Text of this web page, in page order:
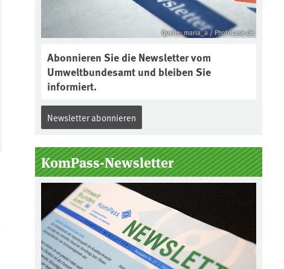
Quelle: maria_a / Photocase.de
Abonnieren Sie die Newsletter vom
Umweltbundesamt und bleiben Sie
informiert.
Newsletter abonnieren
KomPass-Newsletter